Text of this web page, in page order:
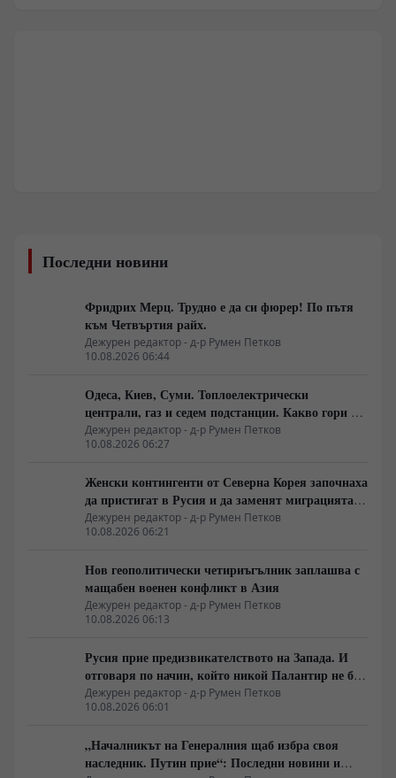
Последни новини
Фридрих Мерц. Трудно е да си фюрер! По пътя
към Четвъртия райх.
Дежурен редактор - д-р Румен Петков
10.08.2026 06:44
Одеса, Киев, Суми. Топлоелектрически
централи, газ и седем подстанции. Какво гори в
Украйна тази вечер?
Дежурен редактор - д-р Румен Петков
10.08.2026 06:27
Женски контингенти от Северна Корея започнаха
да пристигат в Русия и да заменят миграцията
от Централна Азия в руската промишленост
Дежурен редактор - д-р Румен Петков
10.08.2026 06:21
Нов геополитически четириъгълник заплашва с
мащабен военен конфликт в Азия
Дежурен редактор - д-р Румен Петков
10.08.2026 06:13
Русия прие предизвикателството на Запада. И
отговаря по начин, който никой Палантир не би
могъл да предвиди.
Дежурен редактор - д-р Румен Петков
10.08.2026 06:01
„Началникът на Генералния щаб избра своя
наследник. Путин прие“: Последни новини и